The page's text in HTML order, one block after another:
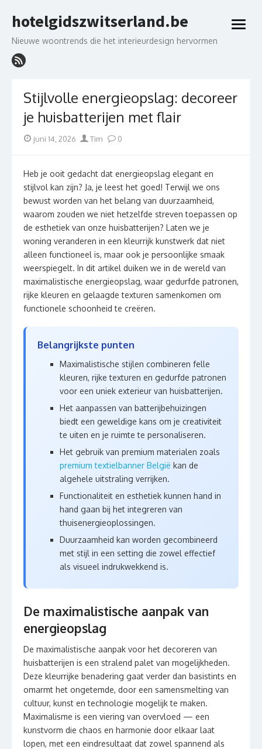
to
hotelgidszwitserland.be
Nieuwe woontrends die het interieurdesign hervormen
open
Stijlvolle energieopslag: decoreer
je huisbatterijen met flair
Postedjuni 14, 2026 Author
Tim 0
Heb je ooit gedacht dat energieopslag elegant en
stijlvol kan zijn? Ja, je leest het goed! Terwijl we ons
bewust worden van het belang van duurzaamheid,
waarom zouden we niet hetzelfde streven toepassen op
de esthetiek van onze huisbatterijen? Laten we je
woning veranderen in een kleurrijk kunstwerk dat niet
alleen functioneel is, maar ook je persoonlijke smaak
weerspiegelt. In dit artikel duiken we in de wereld van
maximalistische energieopslag, waar gedurfde patronen,
rijke kleuren en gelaagde texturen samenkomen om
functionele schoonheid te creëren.
Belangrijkste punten
Maximalistische stijlen combineren felle
kleuren, rijke texturen en gedurfde patronen
voor een uniek exterieur van huisbatterijen.
Het aanpassen van batterijbehuizingen
biedt een geweldige kans om je creativiteit
te uiten en je ruimte te personaliseren.
Het gebruik van premium materialen zoals
premium textielbanner België kan de
algehele uitstraling verrijken.
Functionaliteit en esthetiek kunnen hand in
hand gaan bij het integreren van
thuisenergieoplossingen.
Duurzaamheid kan worden gecombineerd
met stijl in een setting die zowel effectief
als visueel indrukwekkend is.
De maximalistische aanpak van
energieopslag
De maximalistische aanpak voor het decoreren van
huisbatterijen is een stralend palet van mogelijkheden.
Deze kleurrijke benadering gaat verder dan basistints en
omarmt het ongetemde, door een samensmelting van
cultuur, kunst en technologie mogelijk te maken.
Maximalisme is een viering van overvloed — een
kunstvorm die chaos en harmonie door elkaar laat
lopen, met een eindresultaat dat zowel spannend als